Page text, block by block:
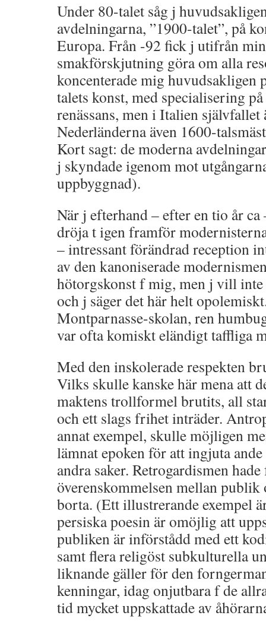
Under 80-talet såg j
avdelningarna, ”1900-talet”, på
Europa. Från -92 fick j utifrån
smakförskjutning göra om alla
koncenterade mig huvudsakligen
talets konst, med specialisering
renässans, men i Italien självfallet
Nederländerna även 1600-
Kort sagt: de moderna
j skyndade igenom mot
uppbyggnad).
När j efterhand – efter en tio år
dröja t igen framför
– intressant förändrad reception
av den kanoniserade
hötorgskonst f mig, men j vill inte
och j säger det här helt
Montparnasse-skolan, ren
var ofta komiskt eländigt taffliga
Med den inskolerade respekten
Vilks skulle kanske här mena att
maktens trollformel brutits, all
och ett slags frihet inträder.
annat exempel, skulle möjligen
lämnat epoken för att ingjuta
andra saker. Retrogardismen
överenskommelsen mellan
borta. (Ett illustrerande exempel
persiska poesin är omöjlig att
publiken är införstådd med ett
samt flera religöst subkulturella
liknande gäller för den
kenningar, idag onjutbara f de
tid mycket uppskattade av